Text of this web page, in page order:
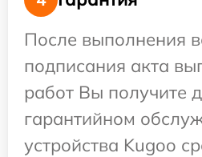
После выполнения
подписания акта
работ Вы получите
гарантийном
устройства Kugoo